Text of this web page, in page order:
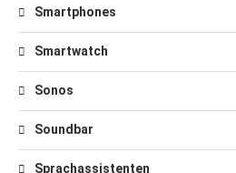
Smartphones
Smartwatch
Sonos
Soundbar
Sprachassistenten